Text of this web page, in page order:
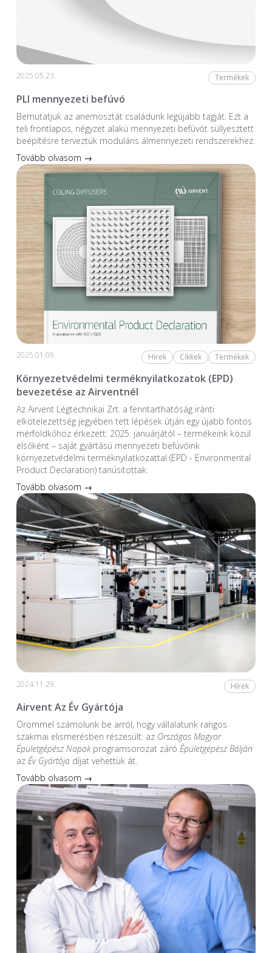
2025.05.23. Termékek
PLI mennyezeti befúvó
Bemutatjuk az anemosztát családunk legújabb tagját. Ezt a
teli frontlapos, négyzet alakú mennyezeti befúvót süllyesztett
beépítésre terveztük moduláris álmennyezeti rendszerekhez.
Tovább olvasom →
2025.01.09. Hírek Cikkek Termékek
Környezetvédelmi terméknyilatkozatok (EPD)
bevezetése az Airventnél
Az Airvent Légtechnikai Zrt. a fenntarthatóság iránti
elkötelezettség jegyében tett lépések útján egy újabb fontos
mérföldkőhöz érkezett: 2025. januárjától – termékeink közül
elsőként – saját gyártású mennyezeti befúvóink
környezetvédelmi terméknyilatkozattal (EPD - Environmental
Product Declaration) tanúsítottak.
Tovább olvasom →
2024.11.29. Hírek
Airvent Az Év Gyártója
Örömmel számolunk be arról, hogy vállalatunk rangos
szakmai elismerésben részesült: az Országos Magyar
Épületgépész Napokprogramsorozat záró Épületgépész Bálján
az Év Gyártójadíjat vehettük át.
Tovább olvasom →